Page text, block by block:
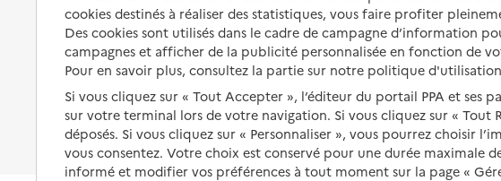
Les mesures de protection
Les obligations de la famille
À qui s’adresser ?
Les politiques du grand âge
Vivre à domicile avec une
maladie ou un handicap
Être hospitalisé
Fin de vie à domicile
cookies destinés à réaliser des statistiques, vous faire profiter
Des cookies sont utilisés dans le cadre de campagne d’information
campagnes et afficher de la publicité personnalisée en fonction de
Pour en savoir plus, consultez la partie sur notre politique
Si vous cliquez sur « Tout Accepter », l’éditeur du portail PPA et ses
sur votre terminal lors de votre navigation. Si vous cliquez sur « Tout
déposés. Si vous cliquez sur « Personnaliser », vous pourrez choisir
vous consentez. Votre choix est conservé pour une durée maximale
informé et modifier vos préférences à tout moment sur la page «